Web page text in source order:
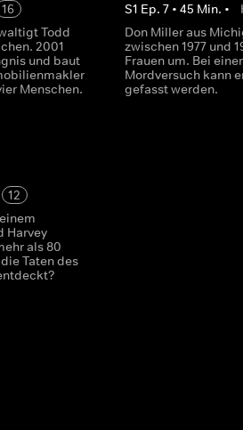
16
Todd
2001
und baut
Menschen.
S1 Ep. 7• 45 Min. •
Don Miller aus
zwischen 1977 und
Frauen um. Bei
Mordversuch kann
gefasst werden.
12
Harvey
als 80
Taten des